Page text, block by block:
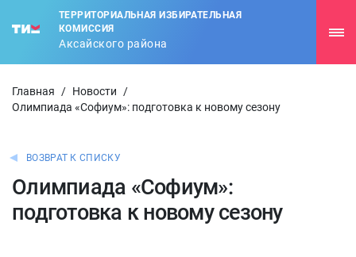
ТЕРРИТОРИАЛЬНАЯ ИЗБИРАТЕЛЬНАЯ
КОМИССИЯ
Аксайского района
Главная / Новости
/
Олимпиада «Софиум»: подготовка к новому сезону
ВОЗВРАТ К СПИСКУ
Олимпиада «Софиум»:
подготовка к новому сезону